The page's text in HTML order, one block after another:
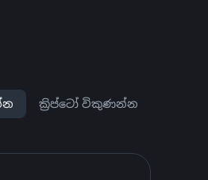
ක්‍රිප්ටෝ විකුණන්න